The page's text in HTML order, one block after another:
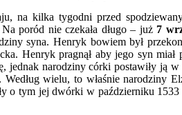
na kilka tygodni przed
poród nie czekała długo – już 7
syna. Henryk bowiem był
Henryk pragnął aby jego syn miał
jednak narodziny córki postawiły ją
wielu, to właśnie narodziny
o tym jej dwórki w październiku 1533